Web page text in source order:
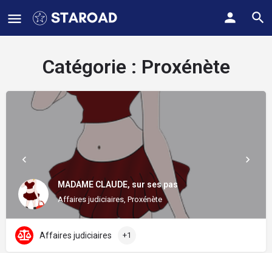
Catégorie : Proxénète
MADAME CLAUDE, sur ses pas
Affaires judiciaires, Proxénète
Affaires judiciaires +1